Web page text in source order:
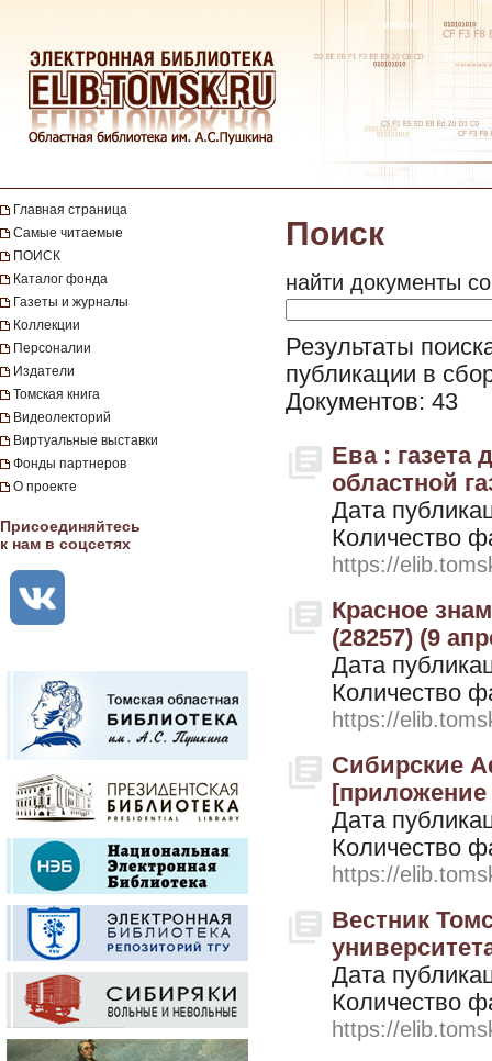
Главная страница
Самые читаемые
ПОИСК
Каталог фонда
Газеты и журналы
Коллекции
Персоналии
Издатели
Томская книга
Видеолекторий
Виртуальные выставки
Фонды партнеров
О проекте
Присоединяйтесь
к нам в соцсетях
Поиск
найти документы
Результаты
публикации в
Документов: 43
Ева : газета
областной
Дата
Количество
https://
Красное
(28257) (9
Дата
Количество
https://
Сибирские
[приложение
Дата
Количество
https://
Вестник
Дата
Количество
https://